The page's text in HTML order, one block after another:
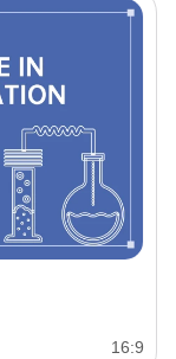
16:9